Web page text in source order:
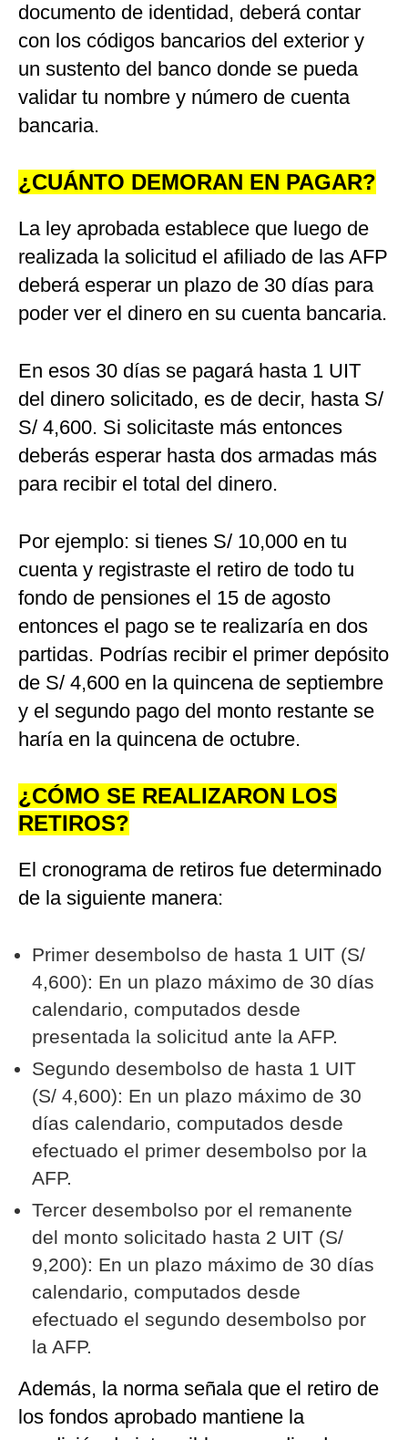
documento de identidad, deberá contar
con los códigos bancarios del exterior y
un sustento del banco donde se pueda
validar tu nombre y número de cuenta
bancaria.
¿CUÁNTO DEMORAN EN PAGAR?
La ley aprobada establece que luego de
realizada la solicitud el afiliado de las AFP
deberá esperar un plazo de 30 días para
poder ver el dinero en su cuenta bancaria.
En esos 30 días se pagará hasta 1 UIT
del dinero solicitado, es de decir, hasta S/
S/ 4,600. Si solicitaste más entonces
deberás esperar hasta dos armadas más
para recibir el total del dinero.
Por ejemplo: si tienes S/ 10,000 en tu
cuenta y registraste el retiro de todo tu
fondo de pensiones el 15 de agosto
entonces el pago se te realizaría en dos
partidas. Podrías recibir el primer depósito
de S/ 4,600 en la quincena de septiembre
y el segundo pago del monto restante se
haría en la quincena de octubre.
¿CÓMO SE REALIZARON LOS
RETIROS?
El cronograma de retiros fue determinado
de la siguiente manera:
Primer desembolso de hasta 1 UIT (S/
4,600): En un plazo máximo de 30 días
calendario, computados desde
presentada la solicitud ante la AFP.
Segundo desembolso de hasta 1 UIT
(S/ 4,600): En un plazo máximo de 30
días calendario, computados desde
efectuado el primer desembolso por la
AFP.
Tercer desembolso por el remanente
del monto solicitado hasta 2 UIT (S/
9,200): En un plazo máximo de 30 días
calendario, computados desde
efectuado el segundo desembolso por
la AFP.
Además, la norma señala que el retiro de
los fondos aprobado mantiene la